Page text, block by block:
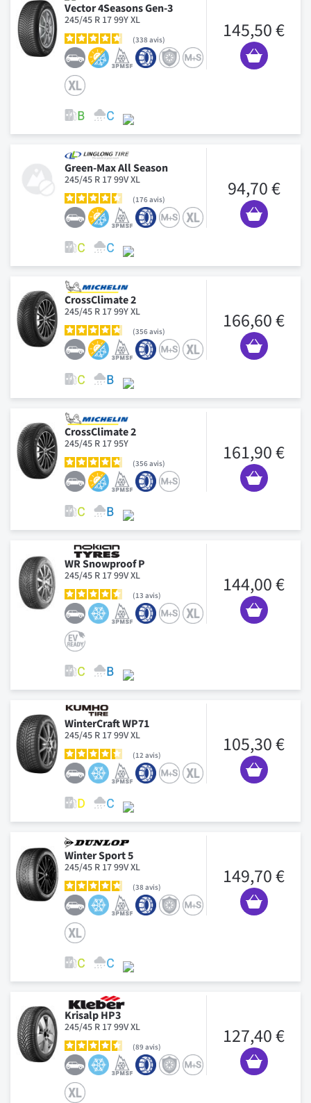
Vector 4Seasons Gen-3
245/45 R 17 99Y XL
338 avis 145,50 €
Green-Max All Season
245/45 R 17 99V XL
176avis 94,70 €
CrossClimate 2
245/45 R 17 99Y XL
356avis 166,60 €
CrossClimate 2
245/45 R 17 95Y
356avis 161,90 €
WR Snowproof P
245/45 R 17 99V XL
13 avis 144,00 €
WinterCraft WP71
245/45 R 17 99V XL
12 avis 105,30 €
Winter Sport 5
245/45 R 17 99V XL
38 avis 149,70 €
Krisalp HP3
245/45 R 17 99V XL
89 avis 127,40 €